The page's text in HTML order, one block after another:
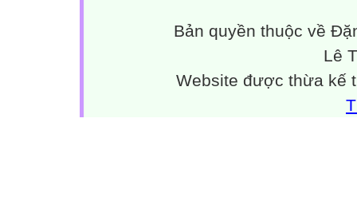
Bản quyền thuộc về
Lê
Website được thừa kế